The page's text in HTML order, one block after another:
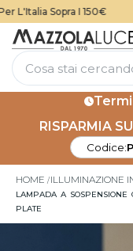
Sopra I 150€
RISPARMIA
Codice:
HOME ILLUMINAZIONE
LAMPADA A SOSPENSIONE
PLATE